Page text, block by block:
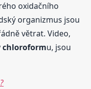
oxidačního
organizmus jsou
větrat. Video,
chloroformu, jsou